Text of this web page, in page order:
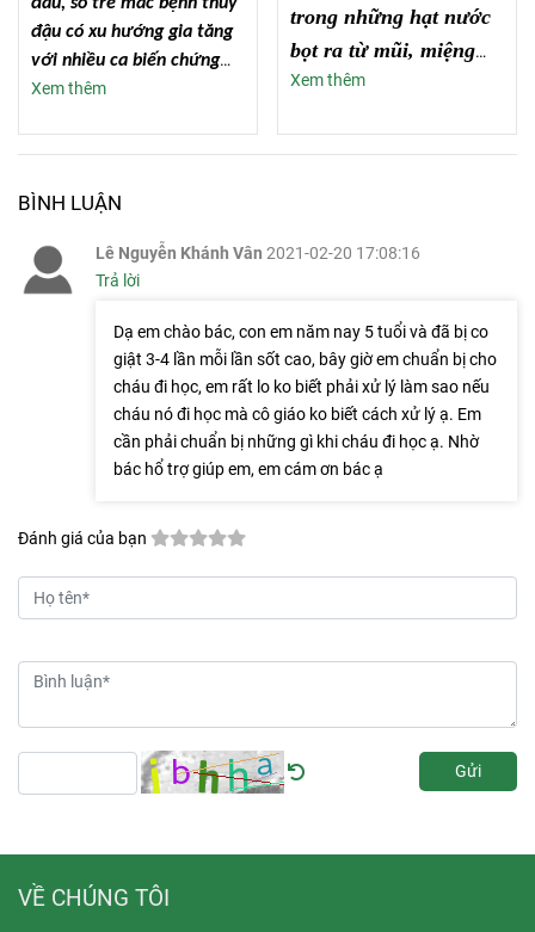
đâu, số trẻ mắc bệnh thủy
đậu có xu hướng gia tăng
với nhiều ca biến chứng
nguy hiểm. Nguyên nhân
là bệnh truyền nhiễm cấp
thành dịch, đặc biệt khi
thời tiết oi bức mùa hè,
thành nỗi lo lắng của nhiều
gia đình có con nhỏ
Xem thêm
trong những hạt nước
bọt ra từ mũi, miệng
bệnh nhân khi ho, hắt
người lành với phạm vi
Xem thêm
BÌNH LUẬN
Lê Nguyễn Khánh Vân 2021-02-20 17:08:16
Trả lời
Dạ em chào bác, con em năm nay 5 tuổi và đã bị co
giật 3-4 lần mỗi lần sốt cao, bây giờ em chuẩn bị cho
cháu đi học, em rất lo ko biết phải xử lý làm sao nếu
cháu nó đi học mà cô giáo ko biết cách xử lý ạ. Em
cần phải chuẩn bị những gì khi cháu đi học ạ. Nhờ
bác hổ trợ giúp em, em cám ơn bác ạ
Đánh giá của bạn
Gửi
VỀ CHÚNG TÔI